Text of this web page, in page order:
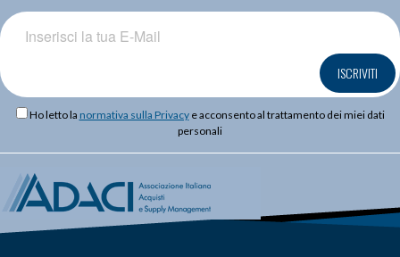
ISCRIVITI
Ho letto la normativa sulla Privacye acconsento al trattamento dei miei dati
personali